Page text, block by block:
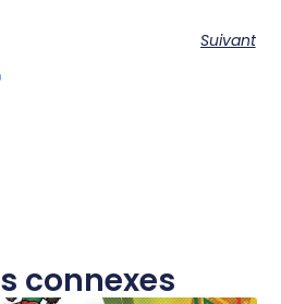
Suivant
connexes